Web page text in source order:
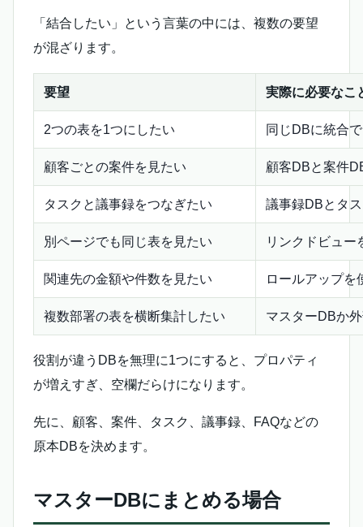
「結合したい」という言葉の中には、複数の要望
が混ざります。
要望 実際に必要なこ
2つの表を1つにしたい 同じDBに統合
顧客ごとの案件を見たい 顧客DBと案件
タスクと議事録をつなぎたい 議事録DBとタ
別ページでも同じ表を見たい リンクドビュー
関連先の金額や件数を見たい ロールアップを
複数部署の表を横断集計したい マスターDBか
役割が違うDBを無理に1つにすると、プロパティ
が増えすぎ、空欄だらけになります。
先に、顧客、案件、タスク、議事録、FAQなどの
原本DBを決めます。
マスターDBにまとめる場合